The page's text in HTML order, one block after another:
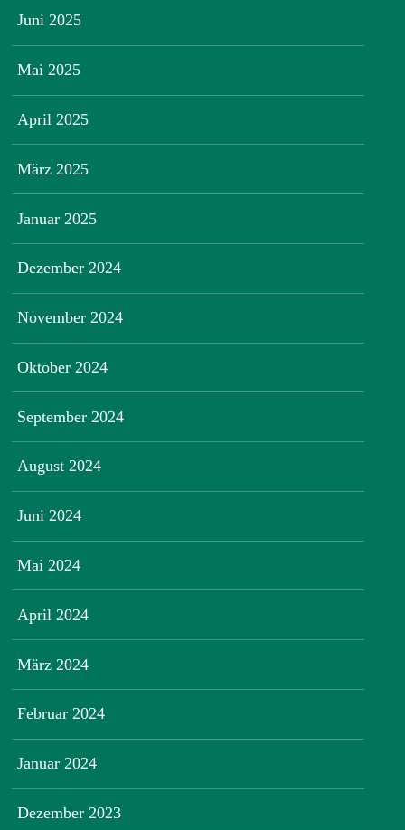
Juni 2025
Mai 2025
April 2025
März 2025
Januar 2025
Dezember 2024
November 2024
Oktober 2024
September 2024
August 2024
Juni 2024
Mai 2024
April 2024
März 2024
Februar 2024
Januar 2024
Dezember 2023